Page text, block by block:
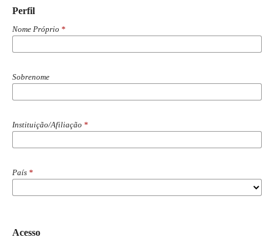
Perfil
Nome Próprio *
Sobrenome
Instituição/Afiliação *
País *
Acesso